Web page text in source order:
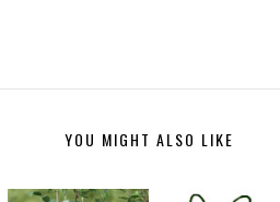
YOU MIGHT ALSO LIKE